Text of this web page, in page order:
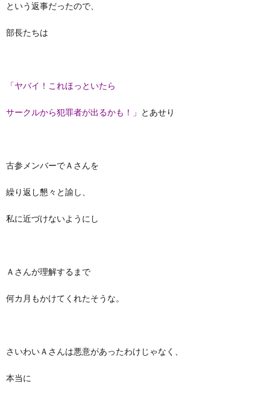
という返事だったので、
部長たちは
「ヤバイ！これほっといたら
サークルから犯罪者が出るかも！」 とあせり
古参メンバーでＡさんを
繰り返し懇々と諭し、
私に近づけないようにし
Ａさんが理解するまで
何カ月もかけてくれたそうな。
さいわいＡさんは悪意があったわけじゃなく、
本当に